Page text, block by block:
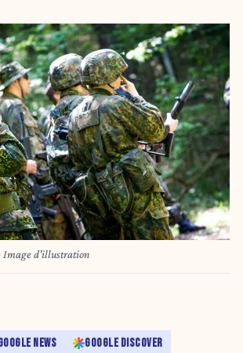
Image d'illustration
NEWS GOOGLE DISCOVER